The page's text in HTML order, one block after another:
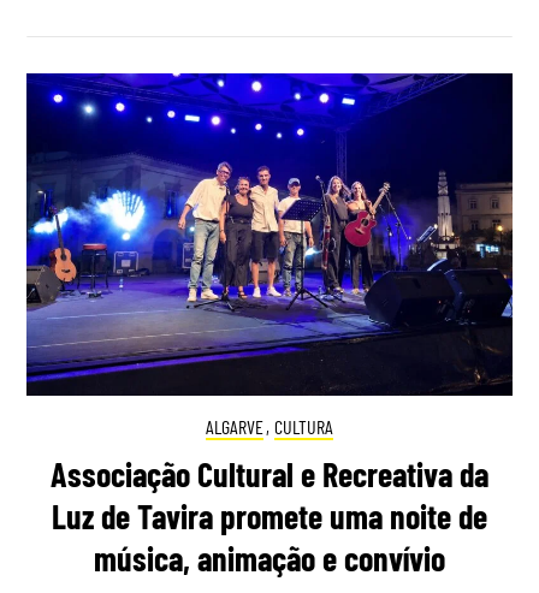
ALGARVE, CULTURA
Associação Cultural e Recreativa da
Luz de Tavira promete uma noite de
música, animação e convívio